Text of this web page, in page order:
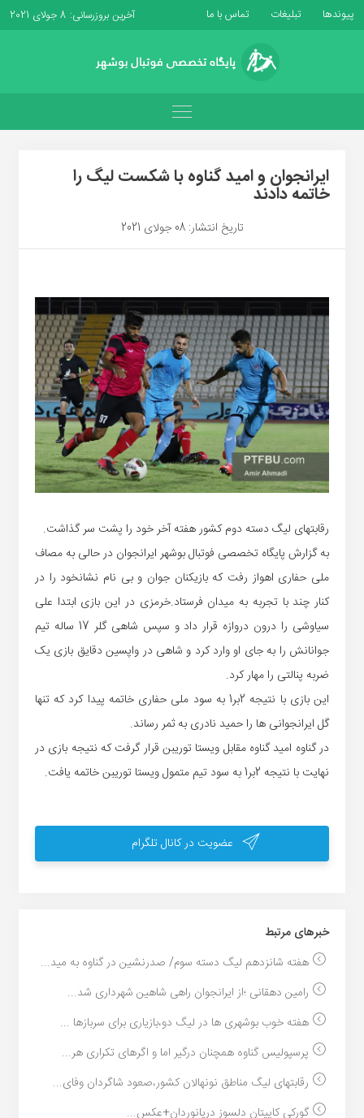
پیوندها تبلیغات تماس با ما آخرین بروزرسانی: 8 جولای 2021
ایرانجوان و امید گناوه با شکست لیگ را
خاتمه دادند
تاریخ انتشار: 08 جولای 2021
رقابتهای لیگ دسته دوم کشور هفته آخر خود را پشت سر گذاشت.
به گزارش پایگاه تخصصی فوتبال بوشهر ایرانجوان در حالی به مصاف
ملی حفاری اهواز رفت که بازیکنان جوان و بی نام نشانخود را در
کنار چند با تجربه به میدان فرستاد.خرمزی در این بازی ابتدا علی
سیاوشی را درون دروازه قرار داد و سپس شاهی گلر 17 ساله تیم
جوانانش را به جای او وارد کرد و شاهی در واپسین دقایق بازی یک
ضربه پنالتی را مهار کرد.
این بازی با نتیجه 2بر1 به سود ملی حفاری خاتمه پیدا کرد که تنها
گل ایرانجوانی ها را حمید نادری به ثمر رساند.
در گناوه امید گناوه مقابل ویستا توریبن قرار گرفت که نتیجه بازی در
نهایت با نتیجه 2بر1 به سود تیم متمول ویستا توریبن خاتمه یافت.
عضویت در کانال تلگرام
خبر‌های مرتبط
هفته شانزدهم لیگ دسته سوم/ صدرنشین در گناوه به مید...
رامین دهقانی ؛از ایرانجوان راهی شاهین شهرداری شد...
هفته خوب بوشهری ها در لیگ دو،بازیاری برای سربازها ...
پرسپولیس گناوه همچنان درگیر اما و اگرهای تکراری هر...
رقابتهای لیگ مناطق نونهالان کشور،صعود شاگردان وفای...
گورکی کاپیتان دلسوز دریانوردان+عکس...